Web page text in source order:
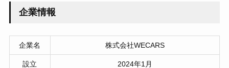
企業情報
企業名 株式会社WECARS
設立 2024年1月